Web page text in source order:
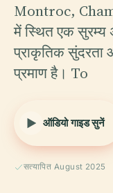
Montroc,
में स्थित एक सुरम्य
प्राकृतिक सुंदरता
प्रमाण है। To
ऑडियो गाइड सुनें
सत्यापित August 2025